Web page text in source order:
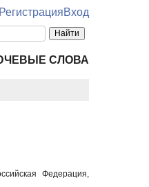
РегистрацияВход
СЛОВА
Федерация,